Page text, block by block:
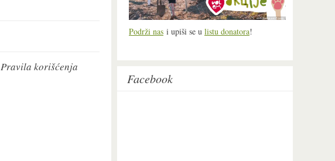
Pravila korišćenja
Podrži nas i upiši se u listu donatora!
Facebook